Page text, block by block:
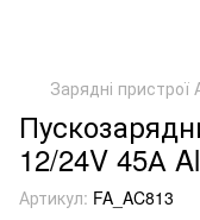
Зарядні пристрої
12/24V 45А
Артикул: FA_AC813